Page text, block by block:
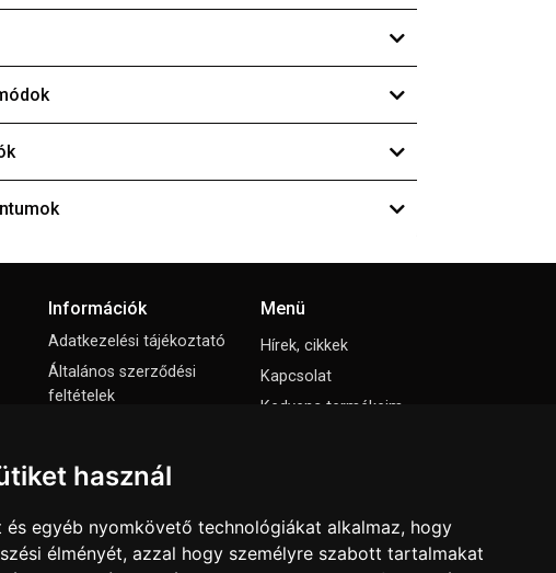
használ
egyéb nyomkövető technológiákat alkalmaz, hogy
élményét, azzal hogy személyre szabott tartalmakat
Információk
Adatkezelési tájékoztató
Általános szerződési
feltételek
Süti beállítások
Menü
Hírek, cikkek
Kapcsolat
Kedvenc termékeim
Vásárlási feltételek